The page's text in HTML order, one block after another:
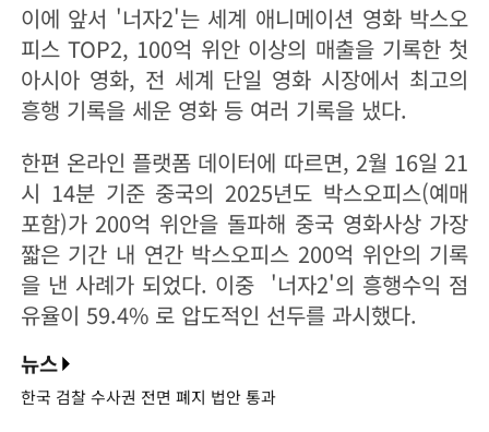
이에 앞서 '너자2'는 세계 애니메이션 영화 박스오
피스 TOP2, 100억 위안 이상의 매출을 기록한 첫
아시아 영화, 전 세계 단일 영화 시장에서 최고의
흥행 기록을 세운 영화 등 여러 기록을 냈다.
한편 온라인 플랫폼 데이터에 따르면, 2월 16일 21
시 14분 기준 중국의 2025년도 박스오피스(예매
포함)가 200억 위안을 돌파해 중국 영화사상 가장
짧은 기간 내 연간 박스오피스 200억 위안의 기록
을 낸 사례가 되었다. 이중 '너자2'의 흥행수익 점
유율이 59.4% 로 압도적인 선두를 과시했다.
뉴스
한국 검찰 수사권 전면 폐지 법안 통과